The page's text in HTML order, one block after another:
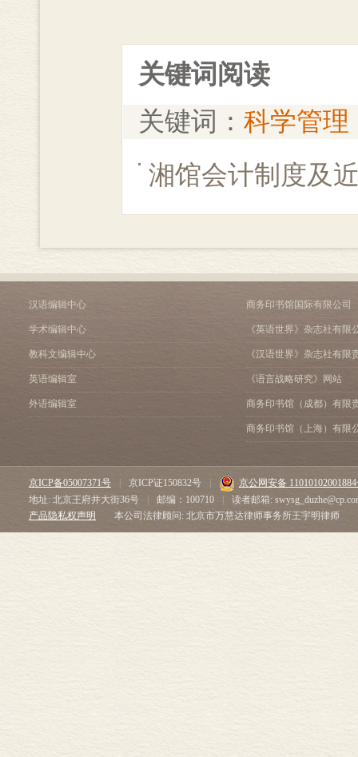
关键词阅读
关键词： 科学管理
湘馆会计制度及
汉语编辑中心
学术编辑中心
教科文编辑中心
英语编辑室
外语编辑室
商务印书馆国际有限公司
《英语世界》杂志社有限
《汉语世界》杂志社有限
《语言战略研究》网站
商务印书馆（成都）有限
商务印书馆（上海）有限
京ICP备05007371号 京ICP证150832号
京公网安备
地址: 北京王府井大街36号
邮编：100710
读者邮箱:
产品隐私权声明
本公司法律顾问: 北京市万慧达律师事务所王宇明律师